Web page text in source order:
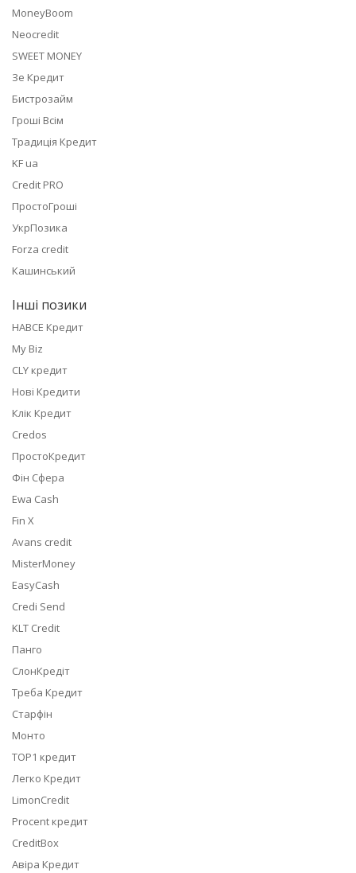
MoneyBoom
Neocredit
SWEET MONEY
Зе Кредит
Бистрозайм
Гроші Всім
Традиція Кредит
KF ua
Credit PRO
ПростоГроші
УкрПозика
Forza credit
Кашинський
Інші позики
НАВСЕ Кредит
My Biz
CLY кредит
Нові Кредити
Клік Кредит
Credos
ПростоКредит
Фін Сфера
Ewa Cash
Fin X
Avans credit
MisterMoney
EasyCash
Credi Send
KLT Credit
Панго
СлонКредіт
Треба Кредит
Старфін
Монто
TOP1 кредит
Легко Кредит
LimonCredit
Procent кредит
CreditBox
Авіра Кредит